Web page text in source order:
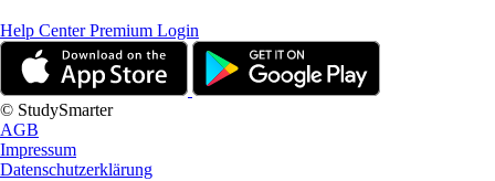
Help CenterPremium Login
© StudySmarter
AGB
Impressum
Datenschutzerklärung